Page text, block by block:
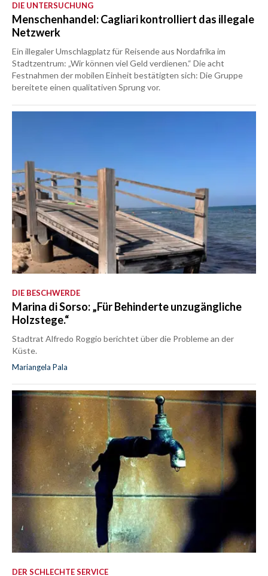
DIE UNTERSUCHUNG
Menschenhandel: Cagliari kontrolliert das illegale
Netzwerk
Ein illegaler Umschlagplatz für Reisende aus Nordafrika im
Stadtzentrum: „Wir können viel Geld verdienen.“ Die acht
Festnahmen der mobilen Einheit bestätigten sich: Die Gruppe
bereitete einen qualitativen Sprung vor.
DIE BESCHWERDE
Marina di Sorso: „Für Behinderte unzugängliche
Holzstege.“
Stadtrat Alfredo Roggio berichtet über die Probleme an der
Küste.
Mariangela Pala
DER SCHLECHTE SERVICE